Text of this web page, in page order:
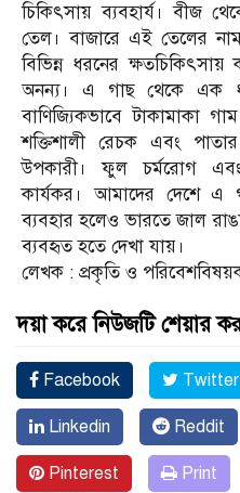
চিকিৎসায় ব্যবহার্য। বীজ
তেল। বাজারে এই তেলের
বিভিন্ন ধরনের
অনন্য। এ গাছ থেকে এক
বাণিজ্যিকভাবে টাকামাকা
শক্তিশালী রেচক এবং
উপকারী। ফুল চর্মরোগ
কার্যকর। আমাদের দেশে
ব্যবহার হলেও ভারতে জাল
ব্যবহৃত হতে দেখা যায়।
লেখক : প্রকৃতি ও
দয়া করে নিউজটি শেয়ার
Facebook Twitter
Linkedin Reddit
Pinterest Print